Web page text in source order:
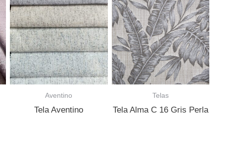
Aventino
Tela Aventino
Telas
Tela Alma C 16 Gris Perla